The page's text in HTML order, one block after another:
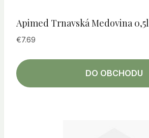
Apimed Trnavská Medovina 0,5l
€7.69
DO OBCHODU